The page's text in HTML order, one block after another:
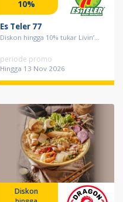
10%
Es Teler 77
Diskon hingga 10% tukar Livin’...
periode promo
Hingga 13 Nov 2026
Diskon